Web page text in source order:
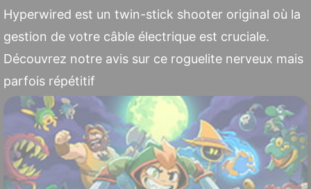
Hyperwired est un twin-stick shooter original où la
gestion de votre câble électrique est cruciale.
Découvrez notre avis sur ce roguelite nerveux mais
parfois répétitif